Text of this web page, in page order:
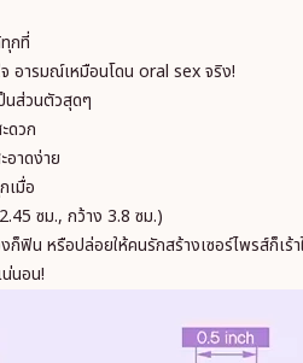
กที่
อารมณ์เหมือนโดน oral sex จริง!
นส่วนตัวสุดๆ
ดวก
าดง่าย
เมื่อ
ซม., กว้าง 3.8 ซม.)
ฟิน หรือปล่อยให้คนรักสร้างเซอร์ไพรส์ก็เร้า
นอน!